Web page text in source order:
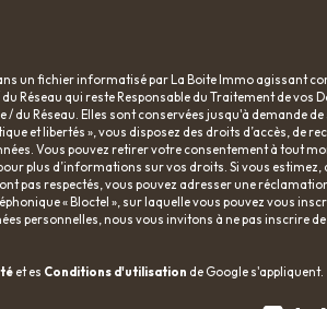
un fichier informatisé par La Boite Immo agissant
Réseau qui reste Responsable du Traitement de vos
du Réseau. Elles sont conservées jusqu'à demande
et libertés », vous disposez des droits d’accès, de
Vous pouvez retirer votre consentement à tout
plus d’informations sur vos droits. Si vous estimez,
pas respectés, vous pouvez adresser une
« Bloctel », sur laquelle vous pouvez vous
personnelles, nous vous invitons à ne pas inscrire
et es Conditions d'utilisation de Google s'appliquent.